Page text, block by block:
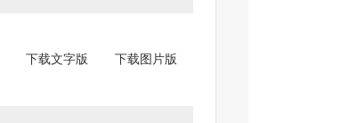
下载文字版 下载图片版